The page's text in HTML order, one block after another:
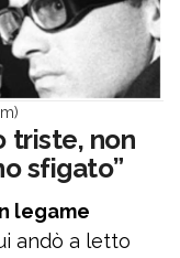
triste, non
sfigato”
legame
andò a letto